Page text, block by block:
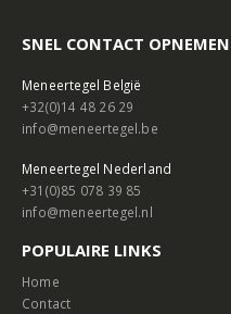
SNEL CONTACT OPNEMEN
Meneertegel België
+32(0)14 48 26 29
info@meneertegel.be
Meneertegel Nederland
+31(0)85 078 39 85
info@meneertegel.nl
POPULAIRE LINKS
Home
Contact